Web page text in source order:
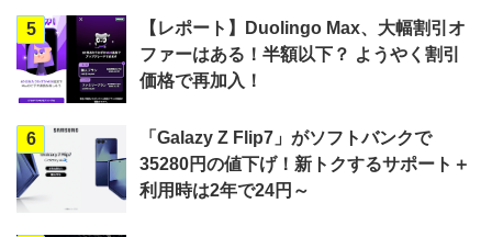
5
【レポート】Duolingo Max、大幅割引オ
ファーはある！半額以下？ ようやく割引
価格で再加入！
6
「Galazy Z Flip7」がソフトバンクで
35280円の値下げ！新トクするサポート＋
利用時は2年で24円～